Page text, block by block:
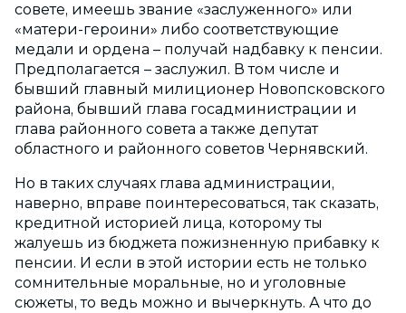
совете, имеешь звание «заслуженного» или
«матери-героини» либо соответствующие
медали и ордена – получай надбавку к пенсии.
Предполагается – заслужил. В том числе и
бывший главный милиционер Новопсковского
района, бывший глава госадминистрации и
глава районного совета а также депутат
областного и районного советов Чернявский.
Но в таких случаях глава администрации,
наверно, вправе поинтересоваться, так сказать,
кредитной историей лица, которому ты
жалуешь из бюджета пожизненную прибавку к
пенсии. И если в этой истории есть не только
сомнительные моральные, но и уголовные
сюжеты, то ведь можно и вычеркнуть. А что до